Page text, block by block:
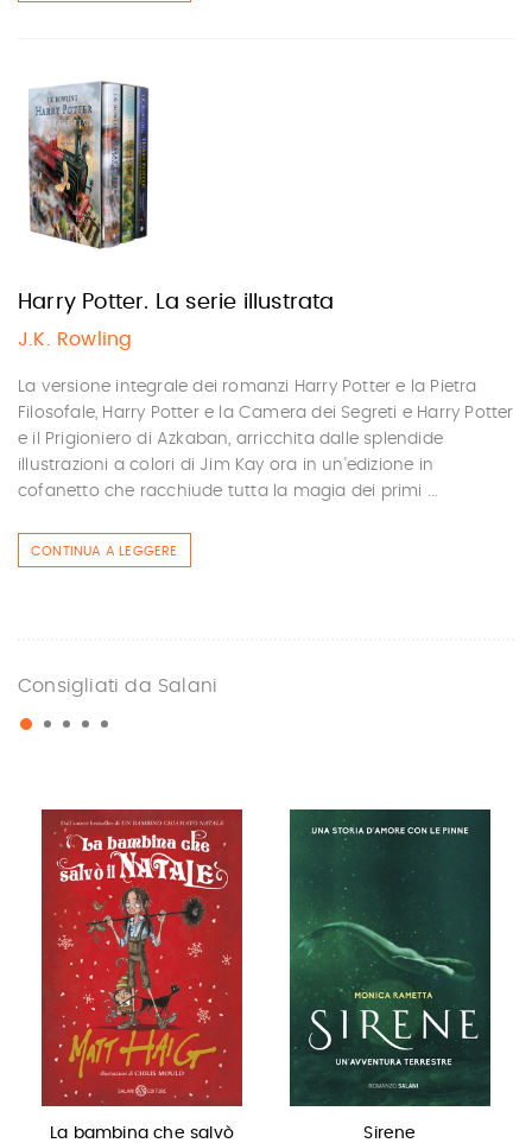
Harry Potter. La serie illustrata
J.K. Rowling
La versione integrale dei romanzi Harry Potter e la Pietra
Filosofale, Harry Potter e la Camera dei Segreti e Harry Potter
e il Prigioniero di Azkaban, arricchita dalle splendide
illustrazioni a colori di Jim Kay ora in un'edizione in
cofanetto che racchiude tutta la magia dei primi ...
CONTINUA A LEGGERE
Consigliati da Salani
La bambina che salvò
Sirene